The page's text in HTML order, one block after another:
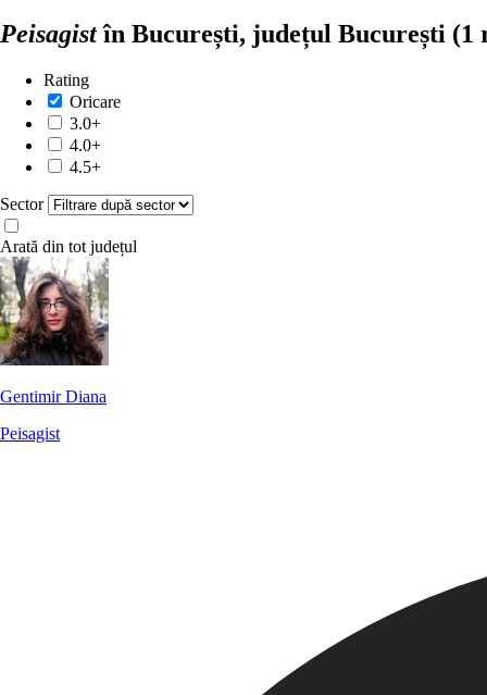
Peisagistîn București, județul București (1
Rating
Oricare
3.0+
4.0+
4.5+
Sector
Arată din tot județul
Gentimir Diana
Peisagist